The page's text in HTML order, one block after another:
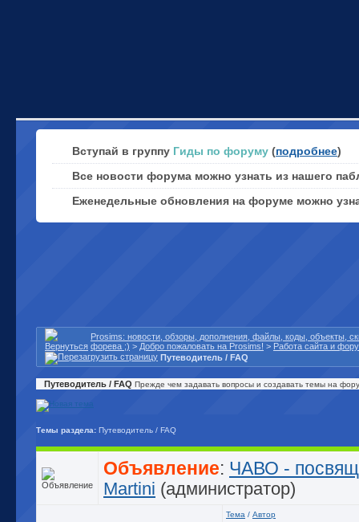
Вступай в группу Гиды по форуму (подробнее)
Все новости форума можно узнать из нашего
Еженедельные обновления на форуме можно
Prosims: новости, обзоры, дополнения, файлы, коды, объекты,
форева ;) > Добро пожаловать на Prosims! > Работа сайта и
Путеводитель / FAQ
Путеводитель / FAQ Прежде чем задавать вопросы и создавать темы на
Темы раздела: Путеводитель / FAQ
Объявление: ЧАВО -
Martini (администратор)
Тема / Автор